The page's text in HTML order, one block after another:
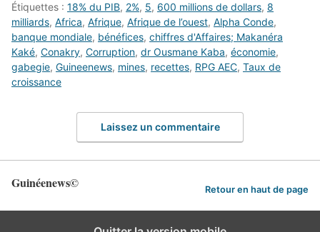
Étiquettes : 18% du PIB, 2%, 5, 600 millions de dollars, 8
milliards, Africa, Afrique, Afrique de l’ouest, Alpha Conde,
banque mondiale, bénéfices, chiffres d'Affaires; Makanéra
Kaké, Conakry, Corruption, dr Ousmane Kaba, économie,
gabegie, Guineenews, mines, recettes, RPG AEC, Taux de
croissance
Laissez un commentaire
Guinéenews© Retour en haut de page